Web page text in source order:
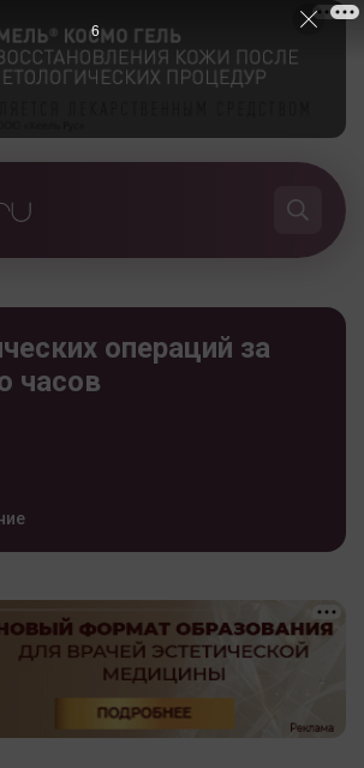
операций за
часов
5